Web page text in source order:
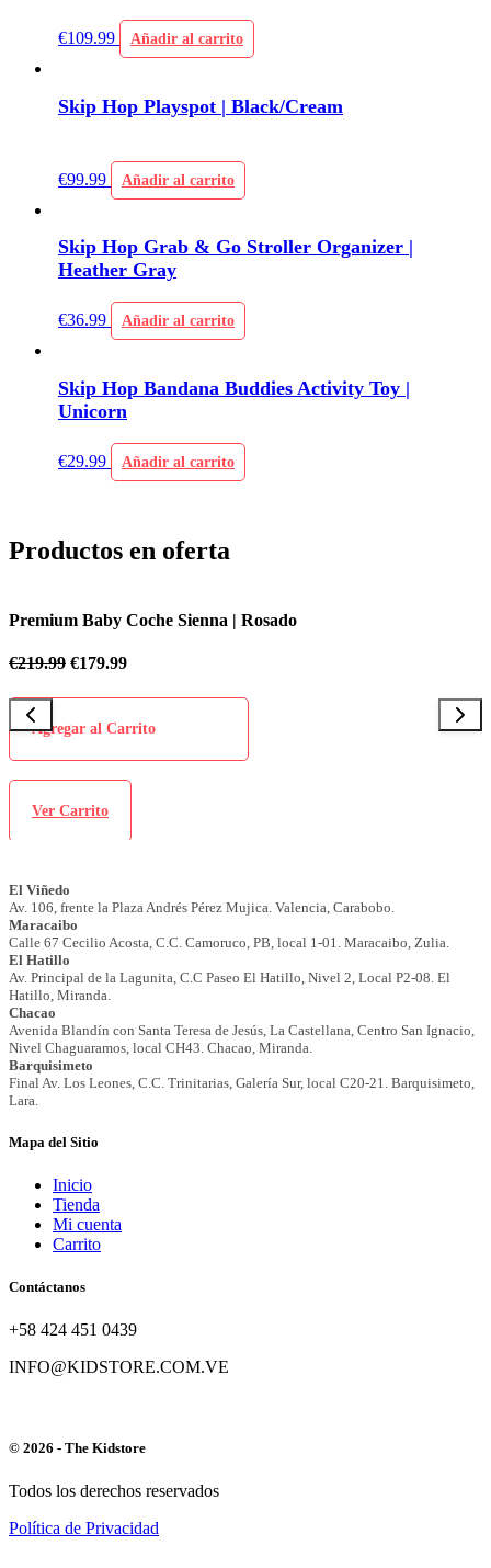
€109.99 Añadir al carrito
Skip Hop Playspot | Black/Cream
€99.99 Añadir al carrito
Skip Hop Grab & Go Stroller Organizer |
Heather Gray
€36.99 Añadir al carrito
Skip Hop Bandana Buddies Activity Toy |
Unicorn
€29.99 Añadir al carrito
Productos en oferta
Premium Baby Coche Sienna | Rosado
€219.99 €179.99
Agregar al Carrito
Ver Carrito
Mapa del Sitio
Inicio
Tienda
Mi cuenta
Carrito
Contáctanos
+58 424 451 0439
INFO@KIDSTORE.COM.VE
© 2026 - The Kidstore
Todos los derechos reservados
Política de Privacidad